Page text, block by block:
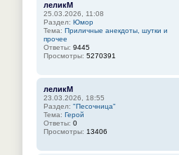
леликМ
25.03.2026, 11:08
Раздел: Юмор
Тема: Приличные анекдоты, шутки и
прочее
Ответы: 9445
Просмотры: 5270391
леликМ
23.03.2026, 18:55
Раздел: "Песочница"
Тема: Герой
Ответы: 0
Просмотры: 13406